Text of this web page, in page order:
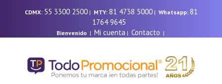
CDMX: 55 3300 2500| MTY: 81 4738 5000| Whatsapp: 81
1764 9645
Bienvenido| Mi cuenta | Contacto |